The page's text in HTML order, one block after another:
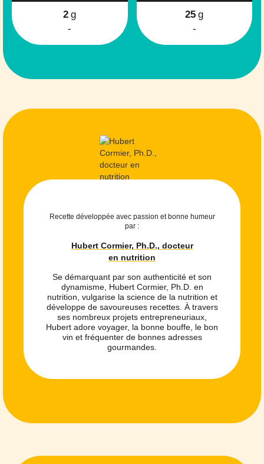
2 g
-
25 g
-
Recette développée avec passion et bonne humeur
par :
Hubert Cormier, Ph.D., docteur
en nutrition
Se démarquant par son authenticité et son
dynamisme, Hubert Cormier, Ph.D. en
nutrition, vulgarise la science de la nutrition et
développe de savoureuses recettes. À travers
ses nombreux projets entrepreneuriaux,
Hubert adore voyager, la bonne bouffe, le bon
vin et fréquenter de bonnes adresses
gourmandes.